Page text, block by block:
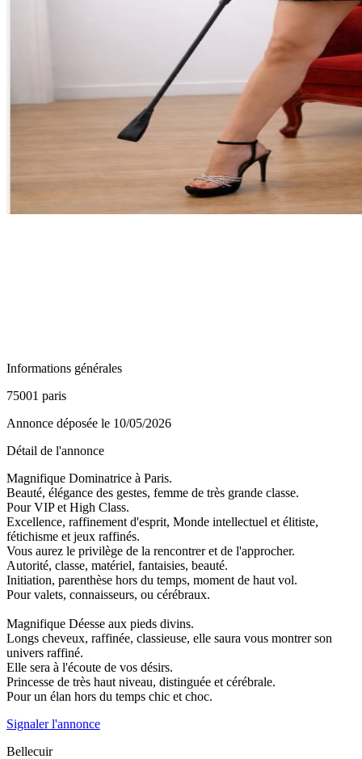
Informations générales
75001 paris
Annonce déposée le 10/05/2026
Détail de l'annonce
Magnifique Dominatrice à Paris.
Beauté, élégance des gestes, femme de très grande classe.
Pour VIP et High Class.
Excellence, raffinement d'esprit, Monde intellectuel et élitiste,
fétichisme et jeux raffinés.
Vous aurez le privilège de la rencontrer et de l'approcher.
Autorité, classe, matériel, fantaisies, beauté.
Initiation, parenthèse hors du temps, moment de haut vol.
Pour valets, connaisseurs, ou cérébraux.
Magnifique Déesse aux pieds divins.
Longs cheveux, raffinée, classieuse, elle saura vous montrer son
univers raffiné.
Elle sera à l'écoute de vos désirs.
Princesse de très haut niveau, distinguée et cérébrale.
Pour un élan hors du temps chic et choc.
Signaler l'annonce
Bellecuir